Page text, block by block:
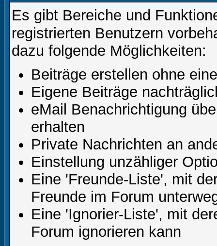
Es gibt Bereiche und
registrierten Benutzern
dazu folgende Möglichkeiten:
Beiträge erstellen ohne
Eigene Beiträge
eMail Benachrichtigung
erhalten
Private Nachrichten an
Einstellung unzähliger
Eine 'Freunde-Liste', mit
Freunde im Forum
Eine 'Ignorier-Liste', mit
Forum ignorieren kann